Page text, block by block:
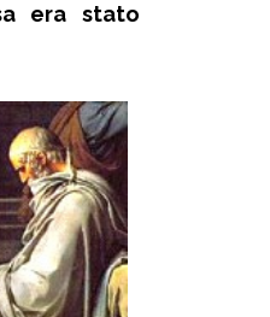
era stato